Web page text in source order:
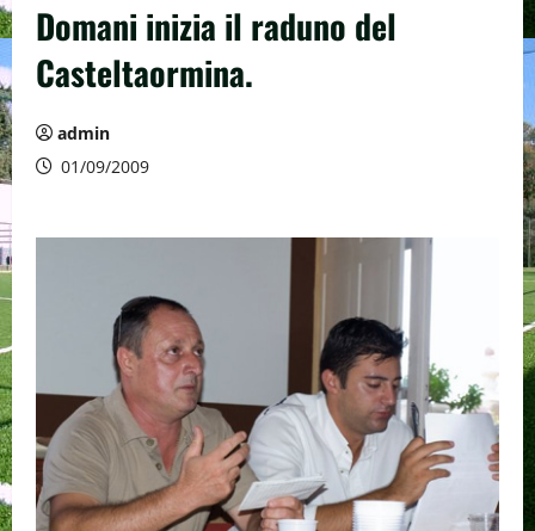
Domani inizia il raduno del
Casteltaormina.
admin
01/09/2009